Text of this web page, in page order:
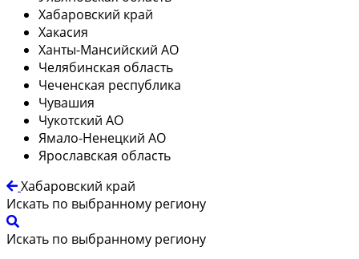
Хабаровский край
Хакасия
Ханты-Мансийский АО
Челябинская область
Чеченская республика
Чувашия
Чукотский АО
Ямало-Ненецкий АО
Ярославская область
Хабаровский край
Искать по выбранному региону
Искать по выбранному региону